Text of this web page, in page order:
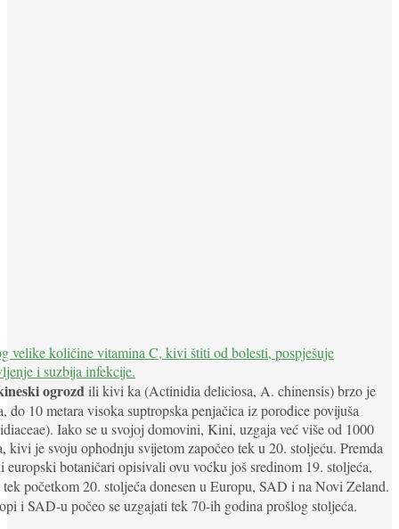
ogrozdili kivi ka (Actinidia deliciosa, A. chinensis) brzo je
do 10 metara visoka suptropska penjačica iz porodice povijuša
Iako se u svojoj domovini, Kini, uzgaja već više od 1000
kivi je svoju ophodnju svijetom započeo tek u 20. stoljeću. Premda
europski botaničari opisivali ovu voćku još sredinom 19. stoljeća,
početkom 20. stoljeća donesen u Europu, SAD i na Novi Zeland.
i SAD-u počeo se uzgajati tek 70-ih godina prošlog stoljeća.